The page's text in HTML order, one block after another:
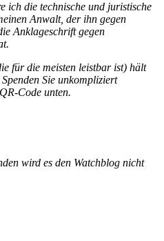
ich die technische und juristische
Anwalt, der ihn gegen
Anklageschrift gegen
für die meisten leistbar ist) hält
Sie unkompliziert
Code unten.
wird es den Watchblog nicht